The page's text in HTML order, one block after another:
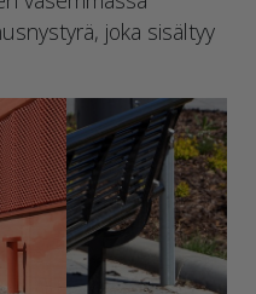
joka sisältyy